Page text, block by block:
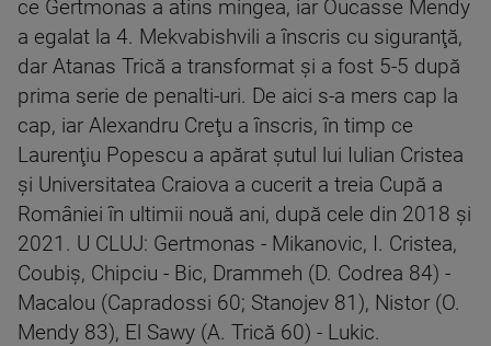
ce Gertmonas a atins mingea, iar Oucasse Mendy
a egalat la 4. Mekvabishvili a înscris cu siguranţă,
dar Atanas Trică a transformat şi a fost 5-5 după
prima serie de penalti-uri. De aici s-a mers cap la
cap, iar Alexandru Creţu a înscris, în timp ce
Laurenţiu Popescu a apărat şutul lui Iulian Cristea
şi Universitatea Craiova a cucerit a treia Cupă a
României în ultimii nouă ani, după cele din 2018 şi
2021. U CLUJ: Gertmonas - Mikanovic, I. Cristea,
Coubiş, Chipciu - Bic, Drammeh (D. Codrea 84) -
Macalou (Capradossi 60; Stanojev 81), Nistor (O.
Mendy 83), El Sawy (A. Trică 60) - Lukic.